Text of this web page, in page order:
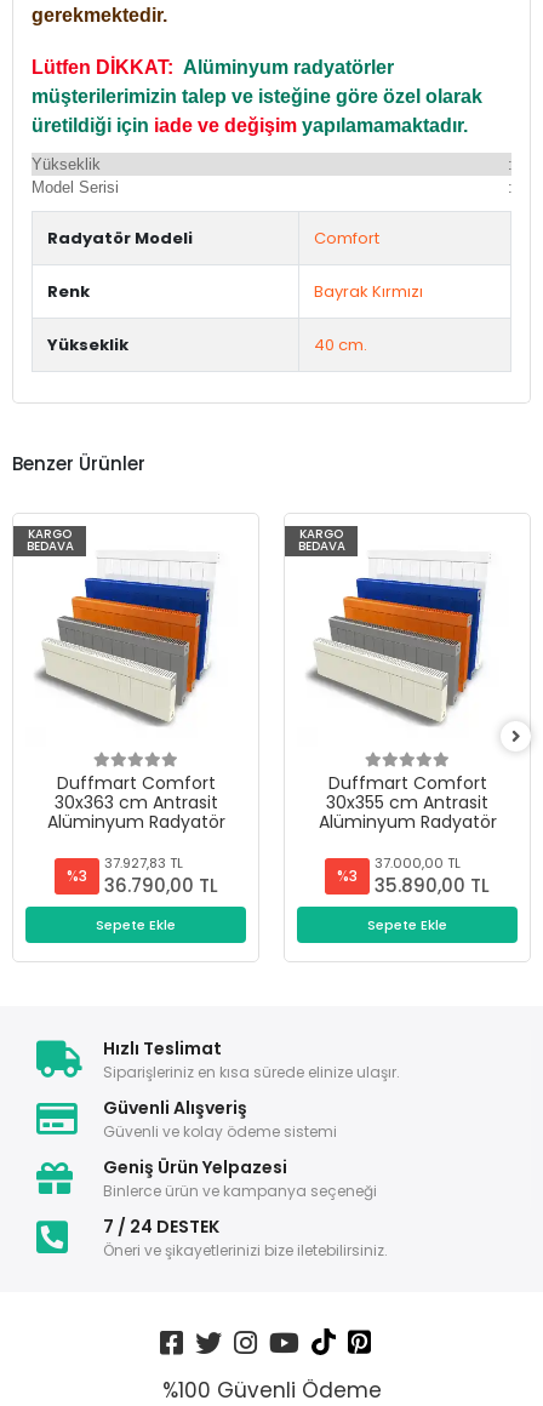
gerekmektedir.
Lütfen DİKKAT: Alüminyum radyatörler
müşterilerimizin talep ve isteğine göre özel olarak
üretildiği için iade ve değişim yapılamamaktadır.
Yükseklik :
Model Serisi
:
Radyatör Modeli Comfort
Renk Bayrak Kırmızı
Yükseklik 40 cm.
Benzer Ürünler
KARGO
BEDAVA
Duffmart Comfort
30x363 cm Antrasit
Alüminyum Radyatör
%3
37.927,83 TL
36.790,00 TL
Sepete Ekle
KARGO
BEDAVA
Duffmart Comfort
30x355 cm Antrasit
Alüminyum Radyatör
%3
37.000,00 TL
35.890,00 TL
Sepete Ekle
Hızlı Teslimat
Siparişleriniz en kısa sürede elinize ulaşır.
Güvenli Alışveriş
Güvenli ve kolay ödeme sistemi
Geniş Ürün Yelpazesi
Binlerce ürün ve kampanya seçeneği
7 / 24 DESTEK
Öneri ve şikayetlerinizi bize iletebilirsiniz.
%100 Güvenli Ödeme